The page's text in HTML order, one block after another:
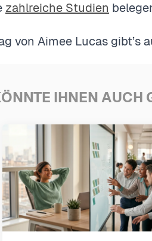
zahlreiche Studien
von Aimee Lucas gibt’s
IHNEN AUCH